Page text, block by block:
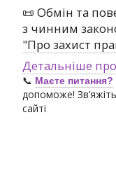
📜 Обмін та
з чинним
"Про захист
Детальніше
📞 Маєте питання?
допоможе!
сайті